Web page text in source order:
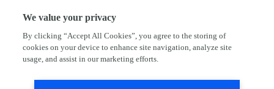
BOVAG 40-Puntencheck:Ja
BOVAG Afleverbeurt:Ja
Afleverpakketten
Optioneel afleverpakket (€ 950): All-In rijklaar pakket
We value your privacy
By clicking “Accept All Cookies”, you agree to the storing of
cookies on your device to enhance site navigation, analyze site
usage, and assist in our marketing efforts.